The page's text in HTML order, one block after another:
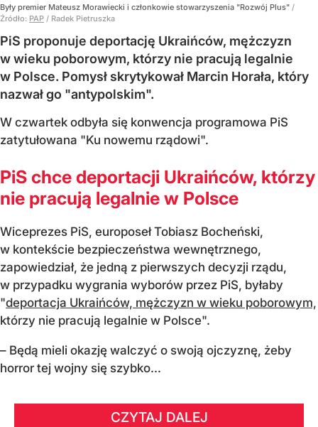
Były premier Mateusz Morawiecki i członkowie stowarzyszenia "Rozwój Plus" /
Źródło: PAP / Radek Pietruszka
PiS proponuje deportację Ukraińców, mężczyzn
w wieku poborowym, którzy nie pracują legalnie
w Polsce. Pomysł skrytykował Marcin Horała, który
nazwał go "antypolskim".
W czwartek odbyła się konwencja programowa PiS
zatytułowana "Ku nowemu rządowi".
PiS chce deportacji Ukraińców, którzy
nie pracują legalnie w Polsce
Wiceprezes PiS, europoseł Tobiasz Bocheński,
w kontekście bezpieczeństwa wewnętrznego,
zapowiedział, że jedną z pierwszych decyzji rządu,
w przypadku wygrania wyborów przez PiS, byłaby
"deportacja Ukraińców, mężczyzn w wieku poborowym,
którzy nie pracują legalnie w Polsce".
– Będą mieli okazję walczyć o swoją ojczyznę, żeby
horror tej wojny się szybko...
CZYTAJ DALEJ